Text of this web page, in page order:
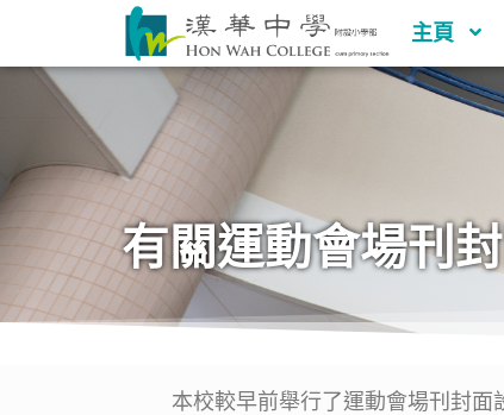
主頁
有關運動會場刊
本校較早前舉行了運動會場刊封面